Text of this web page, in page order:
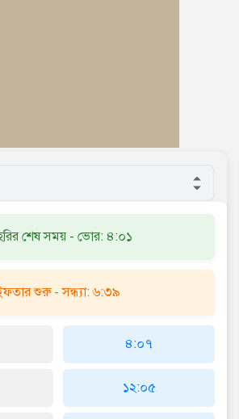
শেষ সময় - ভোর: ৪:০১
শুরু - সন্ধ্যা: ৬:৩৯
৪:০৭
১২:০৫